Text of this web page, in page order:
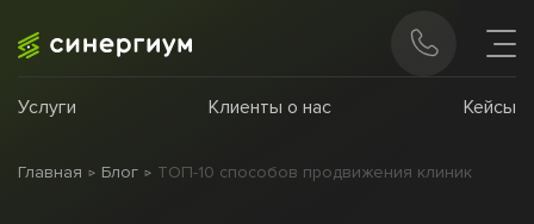
Услуги Клиенты о нас Кейсы
Главная Блог ТОП-10 способов продвижения клиник